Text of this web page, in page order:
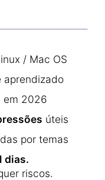
/ Mac OS
aprendizado
em 2026
úteis
por temas
dias.
riscos.